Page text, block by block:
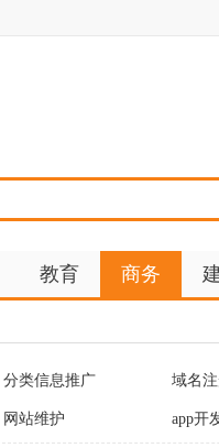
教育 商务
分类信息推广 域名
网站维护 app开